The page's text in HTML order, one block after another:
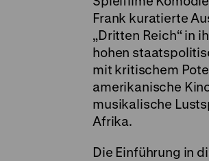
Frank kuratierte
„Dritten Reich“ in
hohen
mit kritischem
amerikanische
musikalische
Afrika.
Die Einführung in